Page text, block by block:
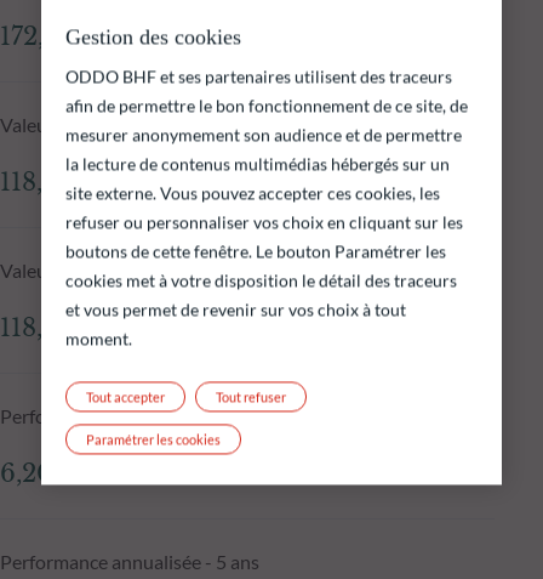
172,76 M€
Valeur liquidative au 06.08.2026
118,52 €
Valeur liquidative J-1
118,56 €
Performance annualisée - 10 ans
6,20%
Performance annualisée - 5 ans
Gestion des cookies
ODDO BHF et ses partenaires utilisent des traceurs
afin de permettre le bon fonctionnement de ce site, de
mesurer anonymement son audience et de permettre
la lecture de contenus multimédias hébergés sur un
site externe. Vous pouvez accepter ces cookies, les
refuser ou personnaliser vos choix en cliquant sur les
boutons de cette fenêtre. Le bouton Paramétrer les
cookies met à votre disposition le détail des traceurs
et vous permet de revenir sur vos choix à tout
moment.
Tout refuser
Tout accepter
Paramétrer les cookies